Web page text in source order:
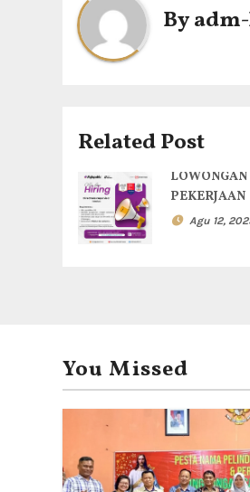
i
g
s
i
p
o
By
Related Post
LOWONGAN
PEKERJAAN
Agu 12,
You Missed